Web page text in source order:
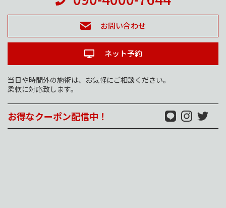
お問い合わせ
ネット予約
当日や時間外の施術は、お気軽にご相談ください。
柔軟に対応致します。
お得なクーポン配信中！